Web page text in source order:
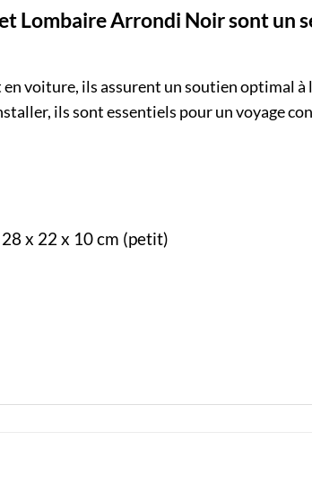
Lombaire Arrondi Noir sont un
voiture, ils assurent un soutien optimal à
ils sont essentiels pour un voyage
x 22 x 10 cm (petit)